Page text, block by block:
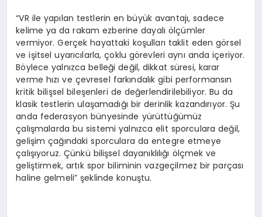
“VR ile yapılan testlerin en büyük avantajı, sadece
kelime ya da rakam ezberine dayalı ölçümler
vermiyor. Gerçek hayattaki koşulları taklit eden görsel
ve işitsel uyarıcılarla, çoklu görevleri aynı anda içeriyor.
Böylece yalnızca belleği değil, dikkat süresi, karar
verme hızı ve çevresel farkındalık gibi performansın
kritik bilişsel bileşenleri de değerlendirilebiliyor. Bu da
klasik testlerin ulaşamadığı bir derinlik kazandırıyor. Şu
anda federasyon bünyesinde yürüttüğümüz
çalışmalarda bu sistemi yalnızca elit sporculara değil,
gelişim çağındaki sporculara da entegre etmeye
çalışıyoruz. Çünkü bilişsel dayanıklılığı ölçmek ve
geliştirmek, artık spor biliminin vazgeçilmez bir parçası
haline gelmeli” şeklinde konuştu.